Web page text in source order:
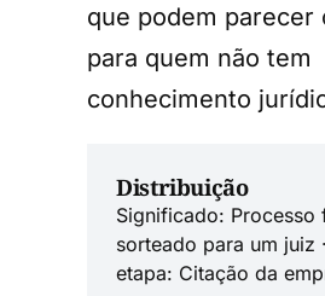
que podem parecer
para quem não tem
conhecimento
Distribuição
Significado: Processo
sorteado para um juiz
etapa: Citação da